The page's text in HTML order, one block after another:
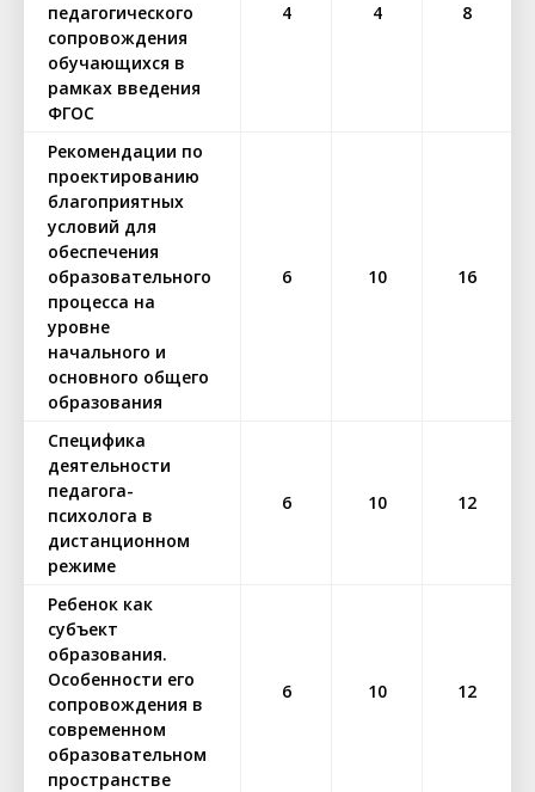
педагогического
сопровождения
обучающихся в
рамках введения
ФГОС
4 4 8
Рекомендации по
проектированию
благоприятных
условий для
обеспечения
образовательного
процесса на
уровне
начального и
основного общего
образования
6 10 16
Специфика
деятельности
педагога-
психолога в
дистанционном
режиме
6 10 12
Ребенок как
субъект
образования.
Особенности его
сопровождения в
современном
образовательном
пространстве
6 10 12